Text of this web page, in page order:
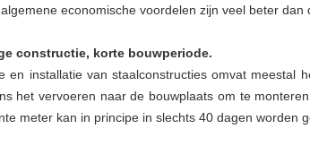
economische voordelen zijn veel beter
constructie, korte bouwperiode.
en installatie van staalconstructies omvat meestal
het vervoeren naar de bouwplaats om te
meter kan in principe in slechts 40 dagen worden